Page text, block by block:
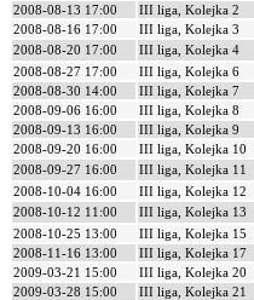
2008-08-13 17:00
III liga, Kolejka 2
2008-08-16 17:00
III liga, Kolejka 3
2008-08-20 17:00
III liga, Kolejka 4
2008-08-27 17:00
III liga, Kolejka 6
2008-08-30 14:00
III liga, Kolejka 7
2008-09-06 16:00
III liga, Kolejka 8
2008-09-13 16:00
III liga, Kolejka 9
2008-09-20 16:00
III liga, Kolejka 10
2008-09-27 16:00
III liga, Kolejka 11
2008-10-04 16:00
III liga, Kolejka 12
2008-10-12 11:00
III liga, Kolejka 13
2008-10-25 13:00
III liga, Kolejka 15
2008-11-16 13:00
III liga, Kolejka 17
2009-03-21 15:00
III liga, Kolejka 20
2009-03-28 15:00
III liga, Kolejka 21